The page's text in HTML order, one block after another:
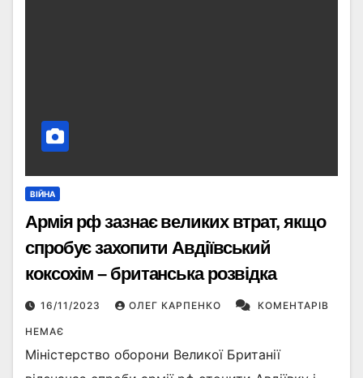
ВІЙНА
Армія рф зазнає великих втрат, якщо
спробує захопити Авдіївський
коксохім – британська розвідка
16/11/2023 ОЛЕГ КАРПЕНКО КОМЕНТАРІВ
НЕМАЄ
Міністерство оборони Великої Британії